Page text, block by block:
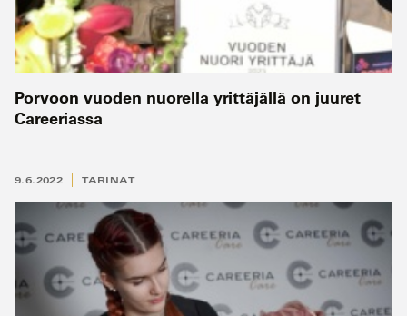
Porvoon vuoden nuorella yrittäjällä on juuret
Careeriassa
9.6.2022 TARINAT